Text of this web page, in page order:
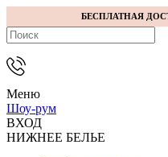
БЕСПЛАТНАЯ
Меню
Шоу-рум
ВХОД
НИЖНЕЕ БЕЛЬЕ